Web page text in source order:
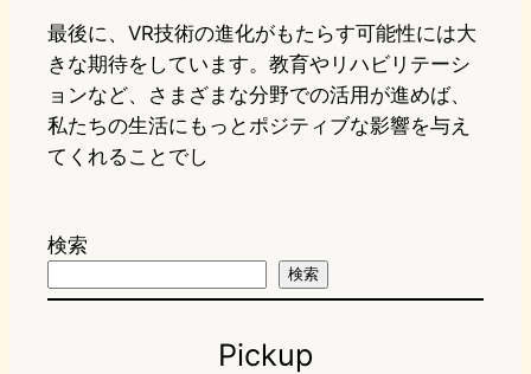
最後に、VR技術の進化がもたらす可能性には大
きな期待をしています。教育やリハビリテーシ
ョンなど、さまざまな分野での活用が進めば、
私たちの生活にもっとポジティブな影響を与え
てくれることでし
検索
検索
Pickup